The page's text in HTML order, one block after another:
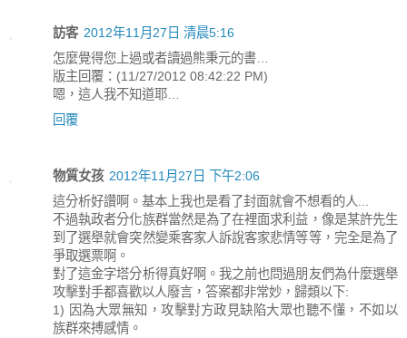
訪客 2012年11月27日 清晨5:16
怎麼覺得您上過或者讀過熊秉元的書…
版主回覆：(11/27/2012 08:42:22 PM)
嗯，這人我不知道耶…
回覆
物質女孩 2012年11月27日 下午2:06
這分析好讚啊。基本上我也是看了封面就會不想看的人...
不過執政者分化族群當然是為了在裡面求利益，像是某許先生
到了選舉就會突然變乘客家人訴說客家悲情等等，完全是為了
爭取選票啊。
對了這金字塔分析得真好啊。我之前也問過朋友們為什麼選舉
攻擊對手都喜歡以人廢言，答案都非常妙，歸類以下:
1) 因為大眾無知，攻擊對方政見缺陷大眾也聽不懂，不如以
族群來搏感情。